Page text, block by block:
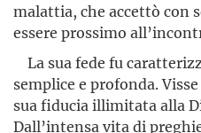
malattia, che accettò con
essere prossimo
La sua fede fu
semplice e profonda.
sua fiducia illimitata alla
Dall’intensa vita di